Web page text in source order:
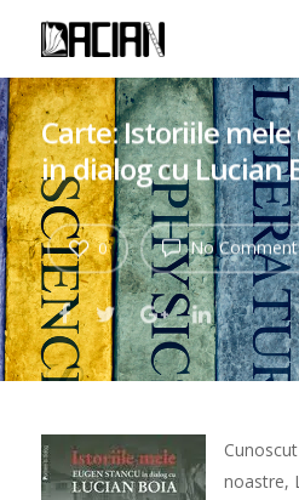
Carte: Istoriile mele
in dialog cu Lucian
No
0
noastre,